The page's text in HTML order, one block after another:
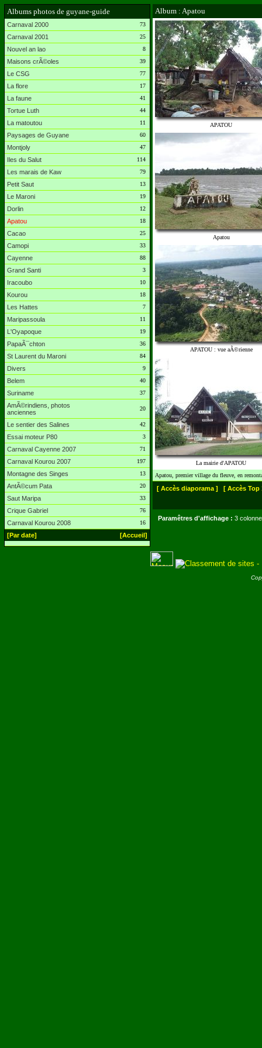
Albums photos de guyane-guide
Carnaval 2000 73
Carnaval 2001 25
Nouvel an lao 8
Maisons crÃ©oles 39
Le CSG 77
La flore 17
La faune 41
Tortue Luth 44
La matoutou 11
Paysages de Guyane 60
Montjoly 47
Iles du Salut 114
Les marais de Kaw 79
Petit Saut 13
Le Maroni 19
Dorlin 12
Apatou 18
Cacao 25
Camopi 33
Cayenne 88
Grand Santi 3
Iracoubo 10
Kourou 18
Les Hattes 7
Maripassoula 11
L'Oyapoque 19
PapaÃ¯chton 36
St Laurent du Maroni 84
Divers 9
Belem 40
Suriname 37
AmÃ©rindiens, photos
anciennes
20
Le sentier des Salines 42
Essai moteur P80 3
Carnaval Cayenne 2007 71
Carnaval Kourou 2007 197
Montagne des Singes 13
AntÃ©cum Pata 20
Saut Maripa 33
Crique Gabriel 76
Carnaval Kourou 2008 16
[Par date] [Accueil]
Album : Apatou
APATOU
Apatou
APATOU : vue aÃ©rienne
La mairie d'APATOU
Apatou, premier village du fleuve, en
[ Accès diaporama ] [ Accès Top
Paramêtres d'affichage : 3